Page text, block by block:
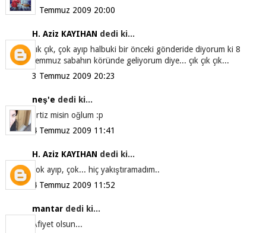
3 Temmuz 2009 20:00
H. Aziz KAYIHAN dedi ki...
çık çık, çok ayıp halbuki bir önceki gönderide diyorum ki 8
temmuz sabahın köründe geliyorum diye... çık çık çık...
3 Temmuz 2009 20:23
neş'e dedi ki...
artiz misin oğlum :p
4 Temmuz 2009 11:41
H. Aziz KAYIHAN dedi ki...
çok ayıp, çok... hiç yakıştıramadım..
4 Temmuz 2009 11:52
mantardedi ki...
Afiyet olsun...